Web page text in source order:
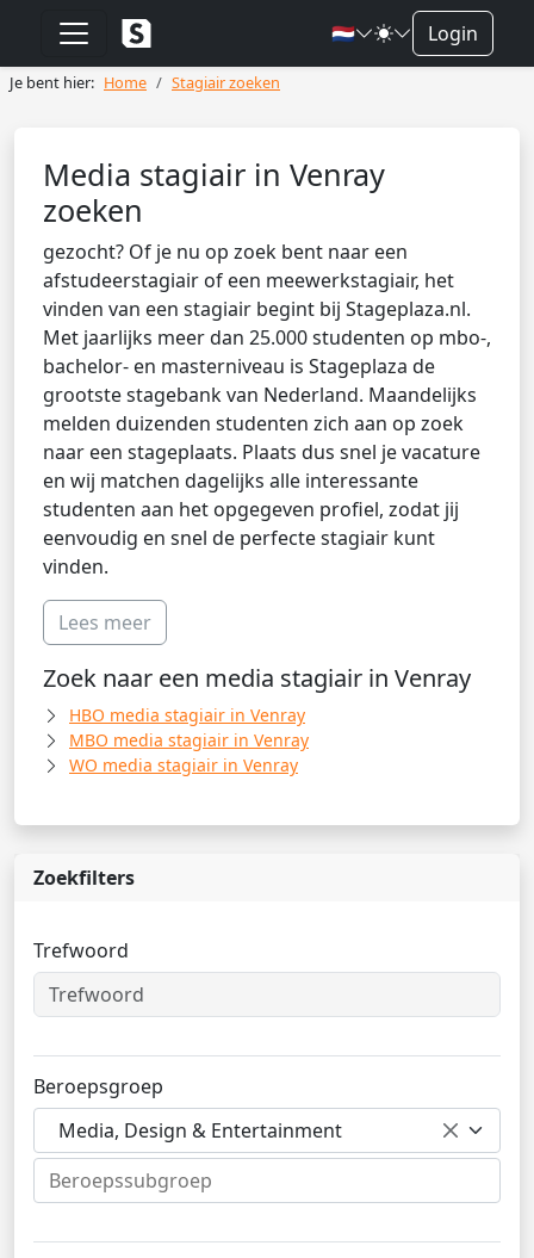
🇳🇱 Login
Je bent hier: Home Stagiair zoeken
Media stagiair in Venray
zoeken
gezocht? Of je nu op zoek bent naar een
afstudeerstagiair of een meewerkstagiair, het
vinden van een stagiair begint bij Stageplaza.nl.
Met jaarlijks meer dan 25.000 studenten op mbo-,
bachelor- en masterniveau is Stageplaza de
grootste stagebank van Nederland. Maandelijks
melden duizenden studenten zich aan op zoek
naar een stageplaats. Plaats dus snel je vacature
en wij matchen dagelijks alle interessante
studenten aan het opgegeven profiel, zodat jij
eenvoudig en snel de perfecte stagiair kunt
vinden.
Lees meer
Zoek naar een media stagiair in Venray
HBO media stagiair in Venray
MBO media stagiair in Venray
WO media stagiair in Venray
Zoekfilters
Trefwoord
Beroepsgroep
Media, Design & Entertainment